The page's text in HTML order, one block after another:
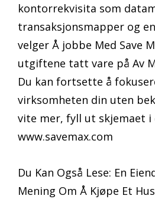
kontorrekvisita som
transaksjonsmapper og
velger Å jobbe Med Save
utgiftene tatt vare på Av
Du kan fortsette å
virksomheten din uten
vite mer, fyll ut skjemaet i
www.savemax.com
Du Kan Også Lese: En
Mening Om Å Kjøpe Et